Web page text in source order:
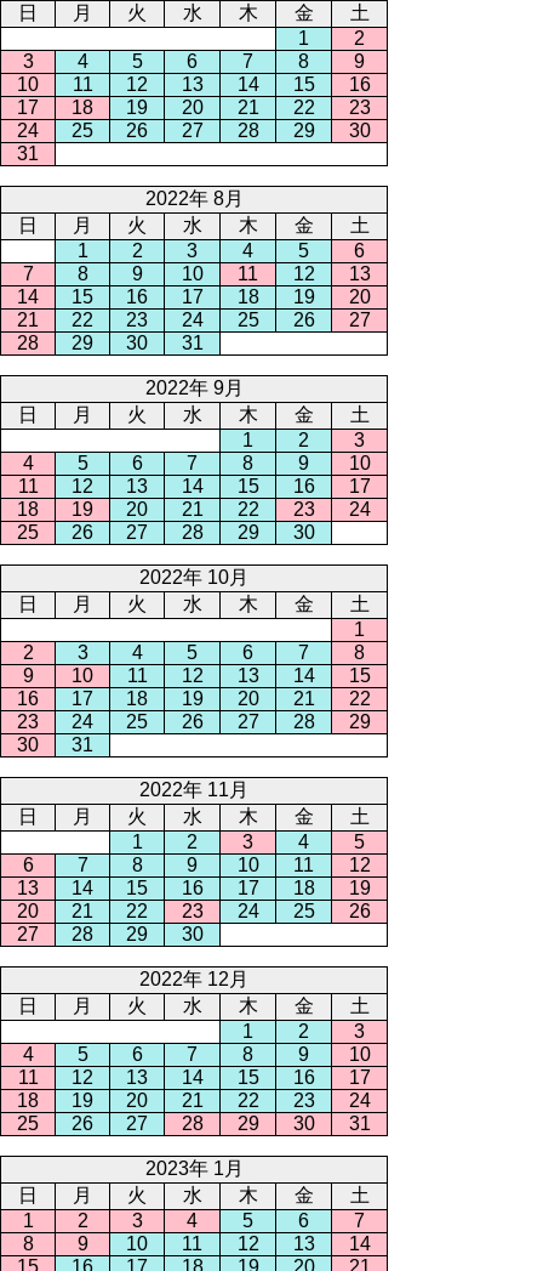
日
月 火 水 木 金
土
1
2
3
4 5 6 7 8
9
10
11 12 13 14 15
16
17
18 19 20 21 22
23
24
25 26 27 28 29
30
31
2022年 8月
日
月 火 水 木 金
土
1
2 3 4 5
6
7
8 9 10 11 12
13
14
15 16 17 18 19
20
21
22 23 24 25 26
27
28
29 30 31
2022年 9月
日
月 火 水 木 金
土
1
2
3
4
5 6 7 8 9
10
11
12 13 14 15 16
17
18
19 20 21 22 23
24
25
26 27 28 29 30
2022年 10月
日
月 火 水 木 金
土
1
2
3 4 5 6 7
8
9
10 11 12 13 14
15
16
17 18 19 20 21
22
23
24 25 26 27 28
29
30
31
2022年 11月
日
月 火 水 木 金
土
1
2 3 4
5
6
7 8 9 10 11
12
13
14 15 16 17 18
19
20
21 22 23 24 25
26
27
28 29 30
2022年 12月
日
月 火 水 木 金
土
1
2
3
4
5 6 7 8 9
10
11
12 13 14 15 16
17
18
19 20 21 22 23
24
25
26 27 28 29 30 31
2023年 1月
日
月 火 水 木 金
土
1
2 3 4 5 6
7
8
9 10 11 12 13
14
15
16 17 18 19 20 21